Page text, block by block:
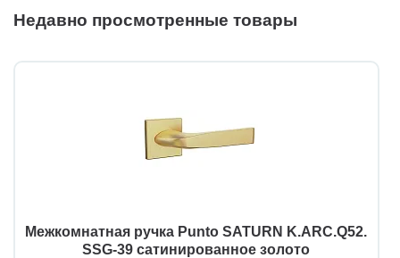
Недавно просмотренные товары
Межкомнатная ручка Punto SATURN K.ARC.Q52.
SSG-39 сатинированное золото